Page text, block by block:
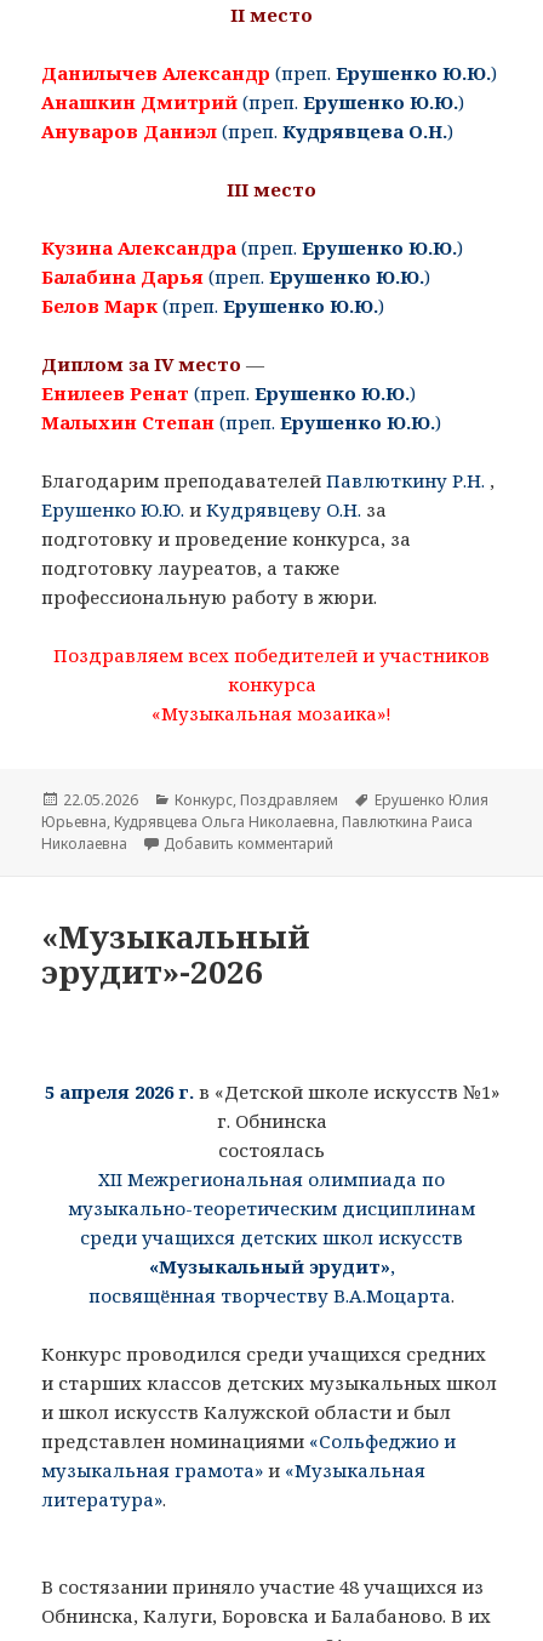
II место
Данилычев Александр (преп.Ерушенко Ю.Ю.)
Анашкин Дмитрий (преп.Ерушенко Ю.Ю.)
Ануваров Даниэл (преп.Кудрявцева О.Н.)
III место
Кузина Александра (преп.Ерушенко Ю.Ю.)
Балабина Дарья (преп.Ерушенко Ю.Ю.)
Белов Марк (преп.Ерушенко Ю.Ю.)
Диплом за IV место —
Енилеев Ренат (преп.Ерушенко Ю.Ю.)
Малыхин Степан (преп.Ерушенко Ю.Ю.)
Благодарим преподавателейПавлюткину Р.Н. ,
Ерушенко Ю.Ю. иКудрявцеву О.Н. за
подготовку и проведение конкурса, за
подготовку лауреатов, а также
профессиональную работу в жюри.
Поздравляем всех победителей и участников
конкурса
«Музыкальная мозаика»!
Опубликовано
22.05.2026 Рубрики
Конкурс, Поздравляем Метки
Ерушенко Юлия
Юрьевна, Кудрявцева Ольга Николаевна, Павлюткина Раиса
Николаевна
Добавить комментарий
«Музыкальный
эрудит»-2026
5 апреля 2026 г.в «Детской школе искусств №1»
г. Обнинска
состоялась
XII Межрегиональная олимпиада по
музыкально-теоретическим дисциплинам
среди учащихся детских школ искусств
«Музыкальный эрудит»,
посвящённая творчеству В.А.Моцарта.
Конкурс проводился среди учащихся средних
и старших классов детских музыкальных школ
и школ искусств Калужской области и был
представлен номинациями «Сольфеджио и
музыкальная грамота» и «Музыкальная
литература».
В состязании приняло участие 48 учащихся из
Обнинска, Калуги, Боровска и Балабаново. В их